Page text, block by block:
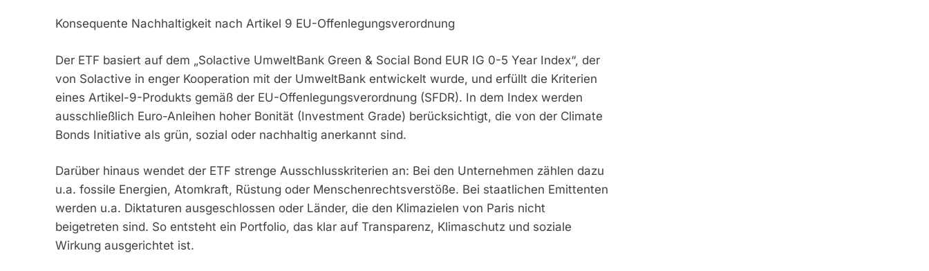
Konsequente Nachhaltigkeit nach Artikel 9 EU-Offenlegungsverordnung
Der ETF basiert auf dem „Solactive UmweltBank Green & Social Bond EUR IG 0-5 Year Index“, der
von Solactive in enger Kooperation mit der UmweltBank entwickelt wurde, und erfüllt die Kriterien
eines Artikel-9-Produkts gemäß der EU-Offenlegungsverordnung (SFDR). In dem Index werden
ausschließlich Euro-Anleihen hoher Bonität (Investment Grade) berücksichtigt, die von der Climate
Bonds Initiative als grün, sozial oder nachhaltig anerkannt sind.
Darüber hinaus wendet der ETF strenge Ausschlusskriterien an: Bei den Unternehmen zählen dazu
u.a. fossile Energien, Atomkraft, Rüstung oder Menschenrechtsverstöße. Bei staatlichen Emittenten
werden u.a. Diktaturen ausgeschlossen oder Länder, die den Klimazielen von Paris nicht
beigetreten sind. So entsteht ein Portfolio, das klar auf Transparenz, Klimaschutz und soziale
Wirkung ausgerichtet ist.